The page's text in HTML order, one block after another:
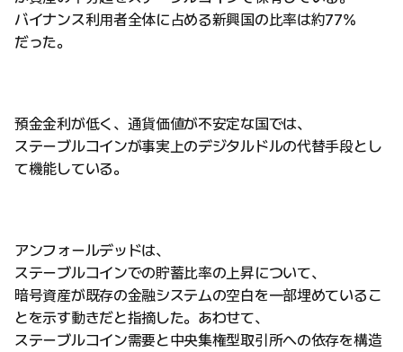
バイナンス利用者全体に占める新興国の比率は約77%
だった。
預金金利が低く、通貨価値が不安定な国では、
ステーブルコインが事実上のデジタルドルの代替手段とし
て機能している。
アンフォールデッドは、
ステーブルコインでの貯蓄比率の上昇について、
暗号資産が既存の金融システムの空白を一部埋めているこ
とを示す動きだと指摘した。あわせて、
ステーブルコイン需要と中央集権型取引所への依存を構造